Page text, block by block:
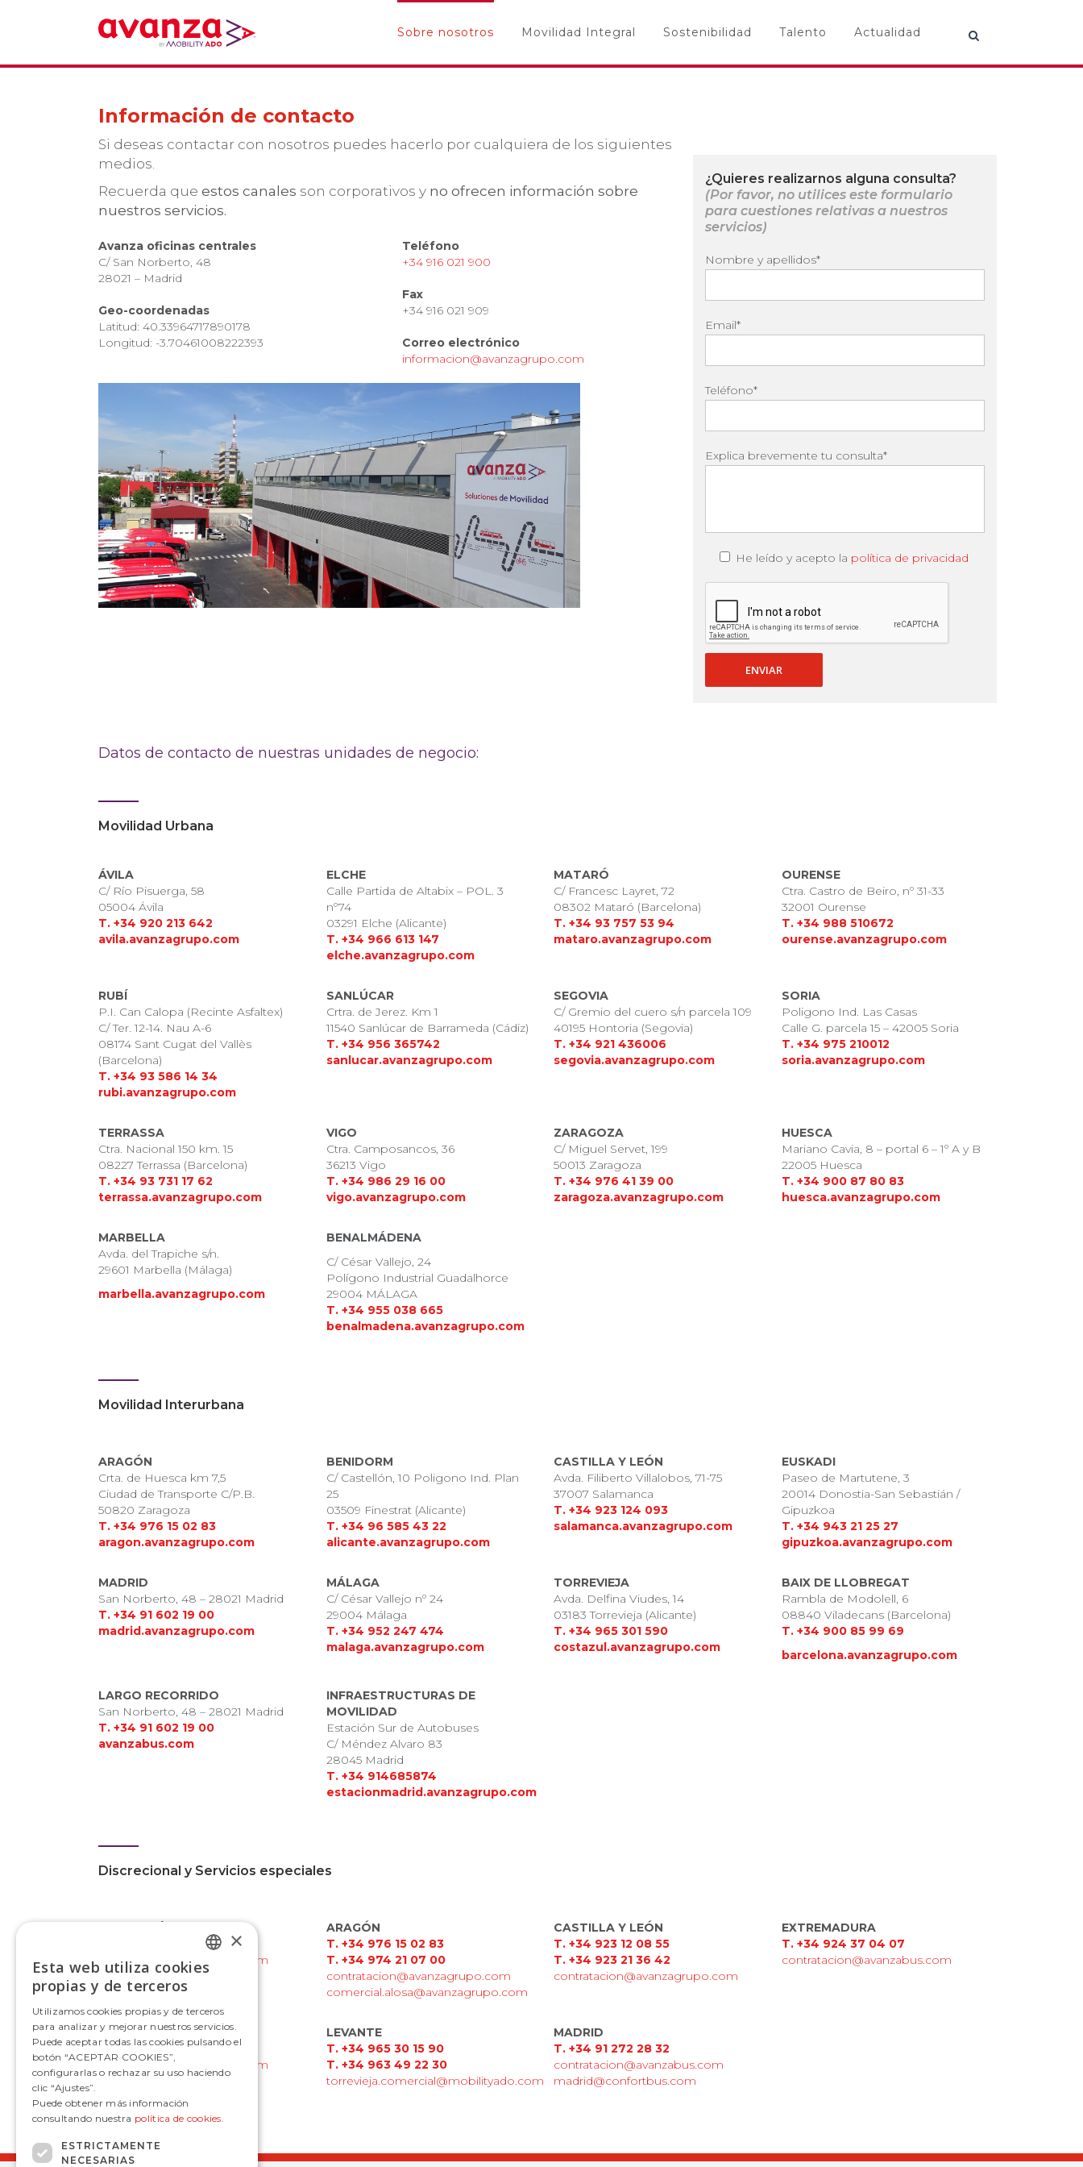
Sobre nosotros Movilidad Integral Sostenibilidad Talento Actualidad
Información de contacto
Si deseas contactar con nosotros puedes hacerlo por cualquiera de los siguientes
medios.
Recuerda que estos canales son corporativos y no ofrecen información sobre
nuestros servicios.
Avanza oficinas centrales
C/ San Norberto, 48
28021 – Madrid
Geo-coordenadas
Latitud: 40.33964717890178
Longitud: -3.70461008222393
Teléfono
+34 916 021 900
Fax
+34 916 021 909
Correo electrónico
informacion@avanzagrupo.com
¿Quieres realizarnos alguna consulta?
(Por favor, no utilices este formulario
para cuestiones relativas a nuestros
servicios)
Nombre y apellidos*
Email*
Teléfono*
Explica brevemente tu consulta*
He leído y acepto la política de privacidad
Datos de contacto de nuestras unidades de negocio:
Movilidad Urbana
ÁVILA
C/ Río Pisuerga, 58
05004 Ávila
T. +34 920 213 642
avila.avanzagrupo.com
ELCHE
Calle Partida de Altabix – POL. 3
nº74
03291 Elche (Alicante)
T. +34 966 613 147
elche.avanzagrupo.com
MATARÓ
C/ Francesc Layret, 72
08302 Mataró (Barcelona)
T. +34 93 757 53 94
mataro.avanzagrupo.com
OURENSE
Ctra. Castro de Beiro, nº 31-33
32001 Ourense
T. +34 988 510672
ourense.avanzagrupo.com
RUBÍ
P.I. Can Calopa (Recinte Asfaltex)
C/ Ter. 12-14. Nau A-6
08174 Sant Cugat del Vallès
(Barcelona)
T. +34 93 586 14 34
rubi.avanzagrupo.com
SANLÚCAR
Crtra. de Jerez. Km 1
11540 Sanlúcar de Barrameda (Cádiz)
T. +34 956 365742
sanlucar.avanzagrupo.com
SEGOVIA
C/ Gremio del cuero s/n parcela 109
40195 Hontoria (Segovia)
T. +34 921 436006
segovia.avanzagrupo.com
SORIA
Poligono Ind. Las Casas
Calle G. parcela 15 – 42005 Soria
T. +34 975 210012
soria.avanzagrupo.com
TERRASSA
Ctra. Nacional 150 km. 15
08227 Terrassa (Barcelona)
T. +34 93 731 17 62
terrassa.avanzagrupo.com
VIGO
Ctra. Camposancos, 36
36213 Vigo
T. +34 986 29 16 00
vigo.avanzagrupo.com
ZARAGOZA
C/ Miguel Servet, 199
50013 Zaragoza
T. +34 976 41 39 00
zaragoza.avanzagrupo.com
HUESCA
Mariano Cavia, 8 – portal 6 – 1º A y B
22005 Huesca
T. +34 900 87 80 83
huesca.avanzagrupo.com
MARBELLA
Avda. del Trapiche s/n.
29601 Marbella (Málaga)
marbella.avanzagrupo.com
BENALMÁDENA
C/ César Vallejo, 24
Polígono Industrial Guadalhorce
29004 MÁLAGA
T. +34 955 038 665
benalmadena.avanzagrupo.com
Movilidad Interurbana
ARAGÓN
Crta. de Huesca km 7,5
Ciudad de Transporte C/P.B.
50820 Zaragoza
T. +34 976 15 02 83
aragon.avanzagrupo.com
BENIDORM
C/ Castellón, 10 Poligono Ind. Plan
25
03509 Finestrat (Alicante)
T. +34 96 585 43 22
alicante.avanzagrupo.com
CASTILLA Y LEÓN
Avda. Filiberto Villalobos, 71-75
37007 Salamanca
T. +34 923 124 093
salamanca.avanzagrupo.com
EUSKADI
Paseo de Martutene, 3
20014 Donostia-San Sebastián /
Gipuzkoa
T. +34 943 21 25 27
gipuzkoa.avanzagrupo.com
MADRID
San Norberto, 48 – 28021 Madrid
T. +34 91 602 19 00
madrid.avanzagrupo.com
MÁLAGA
C/ César Vallejo nº 24
29004 Málaga
T. +34 952 247 474
malaga.avanzagrupo.com
TORREVIEJA
Avda. Delfina Viudes, 14
03183 Torrevieja (Alicante)
T. +34 965 301 590
costazul.avanzagrupo.com
BAIX DE LLOBREGAT
Rambla de Modolell, 6
08840 Viladecans (Barcelona)
T. +34 900 85 99 69
barcelona.avanzagrupo.com
LARGO RECORRIDO
San Norberto, 48 – 28021 Madrid
T. +34 91 602 19 00
avanzabus.com
INFRAESTRUCTURAS DE
MOVILIDAD
Estación Sur de Autobuses
C/ Méndez Alvaro 83
28045 Madrid
T. +34 914685874
estacionmadrid.avanzagrupo.com
Discrecional y Servicios especiales
T. +34 952 24 74 74
contratacion@avanzabus.com
ARAGÓN
T. +34 976 15 02 83
T. +34 974 21 07 00
contratacion@avanzagrupo.com
comercial.alosa@avanzagrupo.com
CASTILLA Y LEÓN
T. +34 923 12 08 55
T. +34 923 21 36 42
contratacion@avanzagrupo.com
EXTREMADURA
T. +34 924 37 04 07
contratacion@avanzabus.com
GALICIA
T. +34 986 91 60 24
contratacion@avanzabus.com
LEVANTE
T. +34 965 30 15 90
T. +34 963 49 22 30
torrevieja.comercial@mobilityado.com
MADRID
T. +34 91 272 28 32
contratacion@avanzabus.com
madrid@confortbus.com
SPANISH
×
Esta web utiliza cookies
propias y de terceros
Utilizamos cookies propias y de terceros
para analizar y mejorar nuestros servicios.
Puede aceptar todas las cookies pulsando el
botón “ACEPTAR COOKIES”,
configurarlas o rechazar su uso haciendo
clic “Ajustes”.
Puede obtener más información
consultando nuestra política de cookies.
ESTRICTAMENTE
NECESARIAS